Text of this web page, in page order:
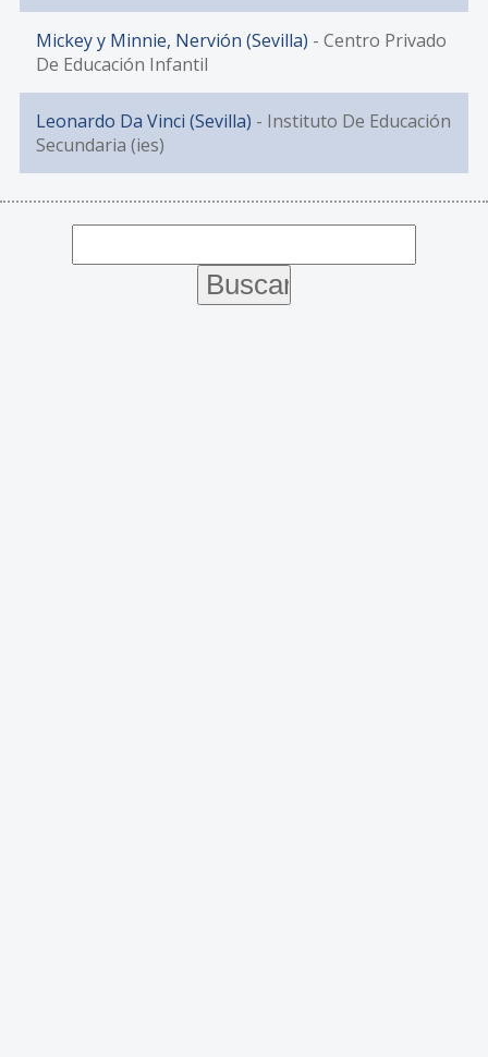
Mickey y Minnie, Nervión (Sevilla) - Centro Privado
De Educación Infantil
Leonardo Da Vinci (Sevilla) - Instituto De Educación
Secundaria (ies)